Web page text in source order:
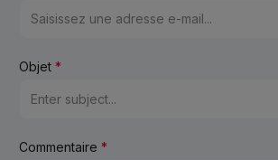
Objet *
Commentaire *